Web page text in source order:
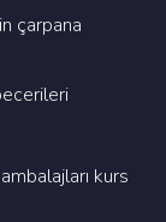
çarpana
kurs